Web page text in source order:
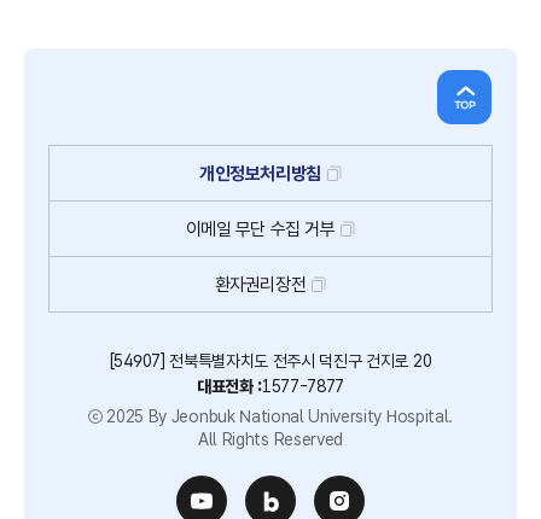
개인정보처리방침
이메일 무단 수집 거부
환자권리장전
[54907] 전북특별자치도 전주시 덕진구 건지로 20
대표전화 :1577-7877
ⓒ 2025 By Jeonbuk National University Hospital.
All Rights Reserved